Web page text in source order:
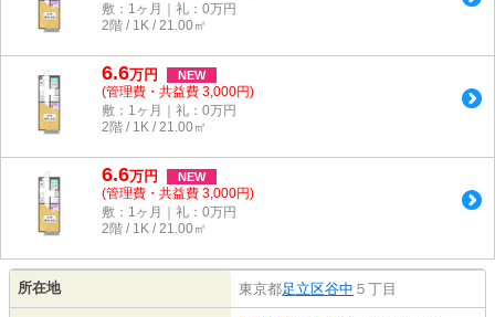
敷：1ヶ月｜礼：0万円
2階 / 1K / 21.00㎡
6.6万円 NEW
(管理費・共益費 3,000円)
敷：1ヶ月｜礼：0万円
2階 / 1K / 21.00㎡
6.6万円 NEW
(管理費・共益費 3,000円)
敷：1ヶ月｜礼：0万円
2階 / 1K / 21.00㎡
所在地 東京都足立区谷中 ５丁目